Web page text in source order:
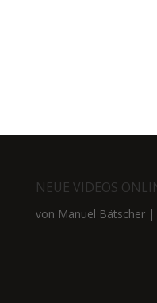
NEUE VIDEOS
von Manuel Bätscher|